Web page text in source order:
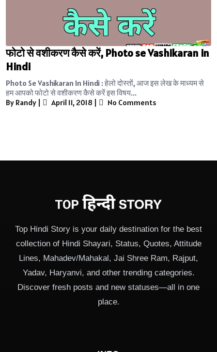
फोटो से वशीकरण कैसे करें, Photo se Vashikaran in
Hindi
Photo Se Vashikaran In Hindi : हेलो दोस्तों, आज इस लेख के माध्यम से
हम आपको फोटो से वशीकरण कैसे करें इस विषय...
By Randy | April 11, 2018 | No Comments
Top Hindi Story is your daily destination for the best
collection of Hindi Shayari, Status, Quotes, Attitude
Lines, Mahadev/Mahakal, Jai Shree Ram, Rajput,
Yadav, Haryanvi, and other trending categories.
Discover fresh posts and new statuses—all in one
place.